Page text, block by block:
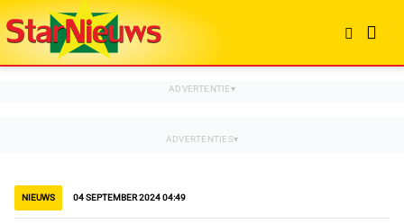
NIEUWS 04 SEPTEMBER 2024 04:49